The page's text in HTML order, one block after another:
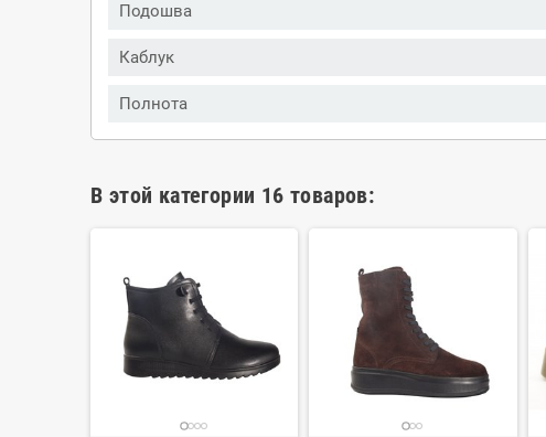
Подошва
Каблук
Полнота
В этой категории 16 товаров: